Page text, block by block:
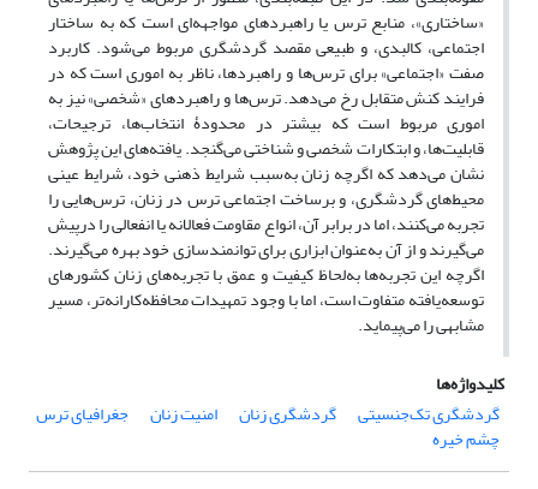
«ساختاری»، منابع ترس یا راهبرد‌های مواجهه‌ای است که به ساختار
اجتماعی، کالبدی، و طبیعی مقصد گردشگری مربوط می‌شود. کاربرد
صفت «اجتماعی» برای ترس‌ها و راهبردها، ناظر به اموری است که در
فرایند کنش متقابل رخ می‌دهد. ترس‌ها و راهبرد‌های «شخصی» نیز به
اموری مربوط است که بیشتر در محدودۀ انتخاب‌ها، ترجیحات،
قابلیت‌ها، و ابتکارات شخصی و شناختی می‌گنجد. یافته‌های این پژوهش
نشان می‌دهد که اگرچه زنان به‌سبب شرایط ذهنی خود، شرایط عینی
محیط‌های گردشگری، و برساخت اجتماعی ترس در زنان، ترس‌هایی را
تجربه می‌کنند، اما در برابر آن، انواع مقاومت فعالانه یا انفعالی را درپیش
می‌گیرند و از آن به‌عنوان ابزاری برای توانمندسازی خود بهره می‌گیرند.
اگرچه این تجربه‌ها به‌لحاظ کیفیت و عمق با تجربه‌های زنان کشورهای
توسعه‌یافته متفاوت است، اما با وجود تمهیدات محافظه‌کارانه‌تر، مسیر
مشابهی را می‌پیماید.
کلیدواژه‌ها
گردشگری تک‌جنسیتی
گردشگری زنان امنیت زنان جغرافیای ترس
چشم خیره